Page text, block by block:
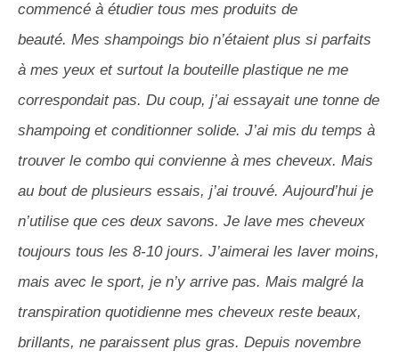
commencé à étudier tous mes produits de
beauté. Mes shampoings bio n’étaient plus si parfaits
à mes yeux et surtout la bouteille plastique ne me
correspondait pas. Du coup, j’ai essayait une tonne de
shampoing et conditionner solide. J’ai mis du temps à
trouver le combo qui convienne à mes cheveux. Mais
au bout de plusieurs essais, j’ai trouvé. Aujourd’hui je
n’utilise que ces deux savons. Je lave mes cheveux
toujours tous les 8-10 jours. J’aimerai les laver moins,
mais avec le sport, je n’y arrive pas. Mais malgré la
transpiration quotidienne mes cheveux reste beaux,
brillants, ne paraissent plus gras. Depuis novembre